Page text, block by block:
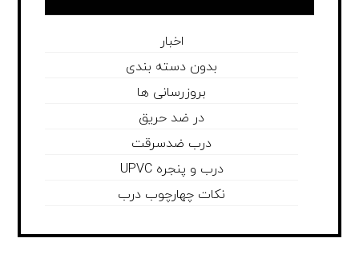
اخبار
بدون دسته بندی
بروزرسانی ها
در ضد حریق
درب ضدسرقت
درب و پنجره UPVC
نکات چهارچوب درب